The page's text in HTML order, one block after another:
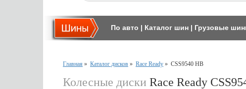
По авто | Каталог шин | Грузовые
Главная » Каталог дисков » Race Ready » CSS9540 HB
Колесные диски Race Ready